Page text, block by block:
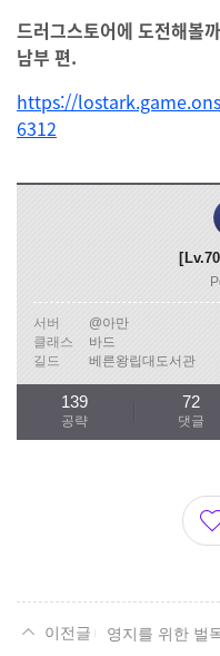
드러그스토어에 도전해볼
남부 편.
https://
6312
Lv.70
서버
@아만
클래스
바드
길드
베른왕립대도서관
공략
139
댓글
72
좋
아
영지를 위한 벌목과 채